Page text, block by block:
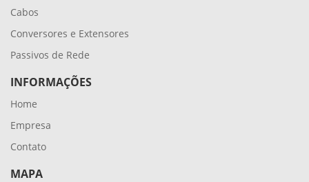
Cabos
Conversores e Extensores
Passivos de Rede
INFORMAÇÕES
Home
Empresa
Contato
MAPA